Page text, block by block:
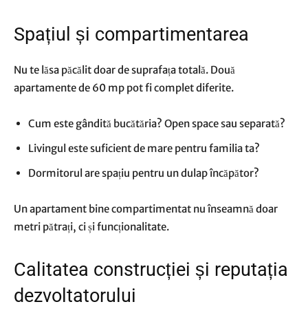
Spațiul și compartimentarea
Nu te lăsa păcălit doar de suprafața totală. Două
apartamente de 60 mp pot fi complet diferite.
Cum este gândită bucătăria? Open space sau separată?
Livingul este suficient de mare pentru familia ta?
Dormitorul are spațiu pentru un dulap încăpător?
Un apartament bine compartimentat nu înseamnă doar
metri pătrați, ci și funcționalitate.
Calitatea construcției și reputația
dezvoltatorului